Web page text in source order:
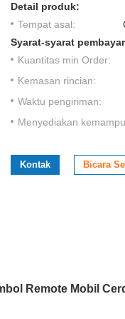
Detail produk:
Tempat asal:
Syarat-syarat
Kuantitas min Order:
Kemasan rincian:
Waktu pengiriman:
Menyediakan
Kontak Bicara
Remote Mobil